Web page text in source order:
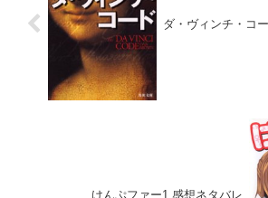
ダ・ヴィンチ・コ
けんぷファー1 感想ネタバレ